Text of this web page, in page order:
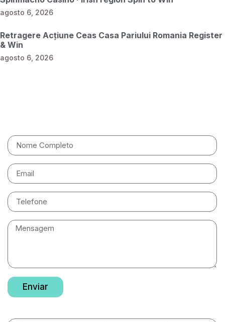
agosto 6, 2026
Retragere Acțiune Ceas Casa Pariului Romania Register
& Win
agosto 6, 2026
Enviar